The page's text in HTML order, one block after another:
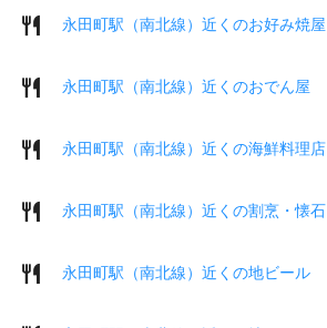
永田町駅（南北線）近くのお好み焼屋
永田町駅（南北線）近くのおでん屋
永田町駅（南北線）近くの海鮮料理店
永田町駅（南北線）近くの割烹・懐石
永田町駅（南北線）近くの地ビール